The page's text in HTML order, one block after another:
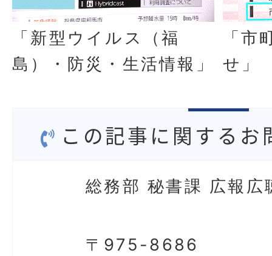
「新型ウイルス（福
島）・防災・生活情報」
「
せ」
この記事に関するお
総務部 秘書課 広報広
〒975-8686